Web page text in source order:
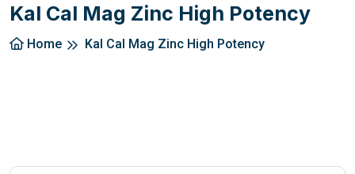
Kal Cal Mag Zinc High Potency
Home Kal Cal Mag Zinc High Potency